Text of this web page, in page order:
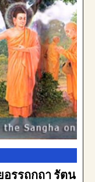
รรถกถา รัตน